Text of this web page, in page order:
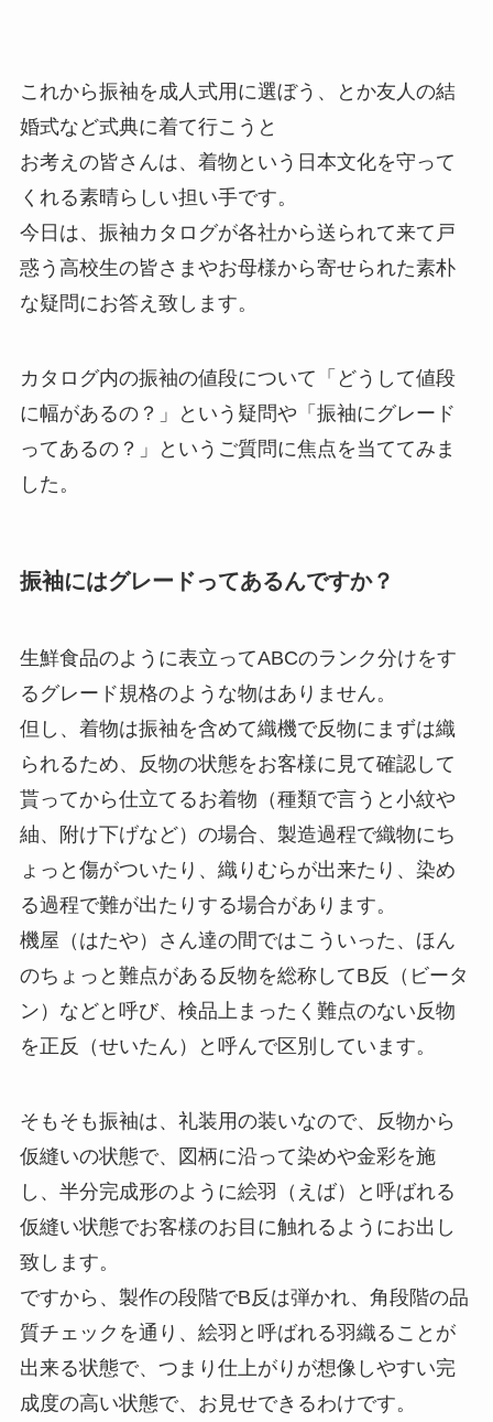
これから振袖を成人式用に選ぼう、とか友人の結
婚式など式典に着て行こうと
お考えの皆さんは、着物という日本文化を守って
くれる素晴らしい担い手です。
今日は、振袖カタログが各社から送られて来て戸
惑う高校生の皆さまやお母様から寄せられた素朴
な疑問にお答え致します。
カタログ内の振袖の値段について「どうして値段
に幅があるの？」という疑問や「振袖にグレード
ってあるの？」というご質問に焦点を当ててみま
した。
振袖にはグレードってあるんですか？
生鮮食品のように表立ってABCのランク分けをす
るグレード規格のような物はありません。
但し、着物は振袖を含めて織機で反物にまずは織
られるため、反物の状態をお客様に見て確認して
貰ってから仕立てるお着物（種類で言うと小紋や
紬、附け下げなど）の場合、製造過程で織物にち
ょっと傷がついたり、織りむらが出来たり、染め
る過程で難が出たりする場合があります。
機屋（はたや）さん達の間ではこういった、ほん
のちょっと難点がある反物を総称してB反（ビータ
ン）などと呼び、検品上まったく難点のない反物
を正反（せいたん）と呼んで区別しています。
そもそも振袖は、礼装用の装いなので、反物から
仮縫いの状態で、図柄に沿って染めや金彩を施
し、半分完成形のように絵羽（えば）と呼ばれる
仮縫い状態でお客様のお目に触れるようにお出し
致します。
ですから、製作の段階でB反は弾かれ、角段階の品
質チェックを通り、絵羽と呼ばれる羽織ることが
出来る状態で、つまり仕上がりが想像しやすい完
成度の高い状態で、お見せできるわけです。